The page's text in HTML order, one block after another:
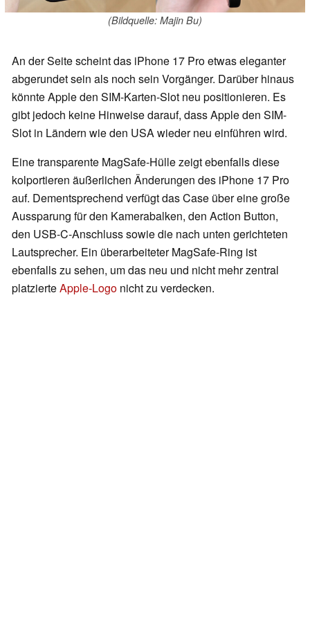
(Bildquelle: Majin Bu)
An der Seite scheint das iPhone 17 Pro etwas eleganter
abgerundet sein als noch sein Vorgänger. Darüber hinaus
könnte Apple den SIM-Karten-Slot neu positionieren. Es
gibt jedoch keine Hinweise darauf, dass Apple den SIM-
Slot in Ländern wie den USA wieder neu einführen wird.
Eine transparente MagSafe-Hülle zeigt ebenfalls diese
kolportieren äußerlichen Änderungen des iPhone 17 Pro
auf. Dementsprechend verfügt das Case über eine große
Aussparung für den Kamerabalken, den Action Button,
den USB-C-Anschluss sowie die nach unten gerichteten
Lautsprecher. Ein überarbeiteter MagSafe-Ring ist
ebenfalls zu sehen, um das neu und nicht mehr zentral
platzierteApple-Logo nicht zu verdecken.